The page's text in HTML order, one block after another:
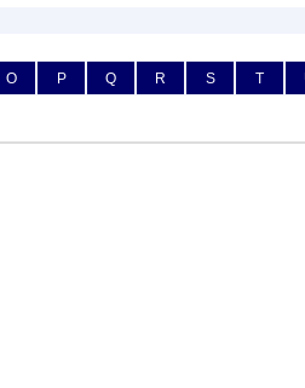
O P Q R S T